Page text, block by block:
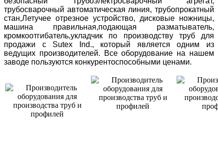
трубосварочный автоматическая линия, трубопрокатный
стан,Летучее отрезное устройство, дисковые ножницы,
машина правильная,подающая разматыватель,
кромкоотгибатель,укладчик по производству труб для
продажи с Sutex Ind., который является одним из
ведущих производителей. Все оборудование на нашем
заводе пользуются конкурентоспособными ценами.